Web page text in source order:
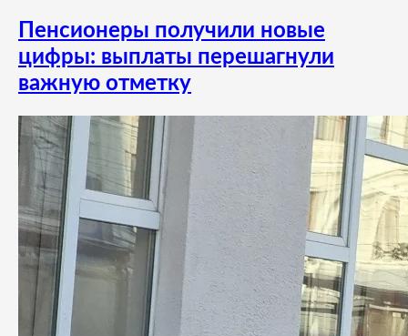
Пенсионеры получили новые
цифры: выплаты перешагнули
важную отметку